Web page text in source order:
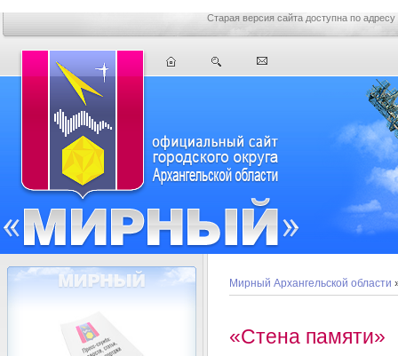
Старая версия сайта доступна по адресу
Мирный Архангельской области
«Стена памяти»